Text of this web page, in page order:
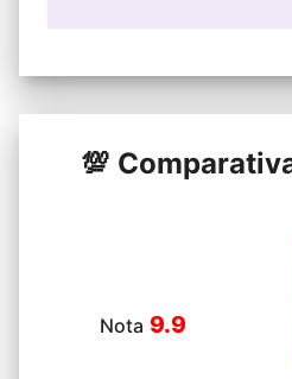
💯
Nota 9.9